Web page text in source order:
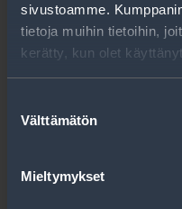
sivustoamme.
tietoja muihin tietoihin,
kerätty, kun olet
valinta
Välttämätön
Mieltymykset
Tilaa
Uutiskirjeessä saat
kausimuistutukset